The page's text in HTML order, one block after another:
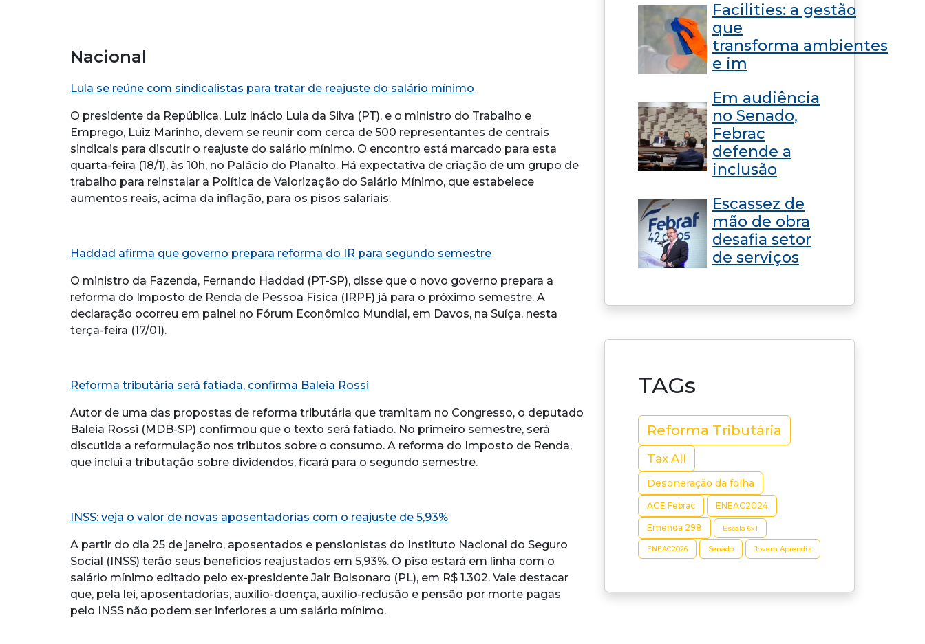
Nacional
Lula se reúne com sindicalistas para tratar de reajuste do salário mínimo
O presidente da República, Luiz Inácio Lula da Silva (PT), e o ministro do Trabalho e
Emprego, Luiz Marinho, devem se reunir com cerca de 500 representantes de centrais
sindicais para discutir o reajuste do salário mínimo. O encontro está marcado para esta
quarta-feira (18/1), às 10h, no Palácio do Planalto. Há expectativa de criação de um grupo de
trabalho para reinstalar a Política de Valorização do Salário Mínimo, que estabelece
aumentos reais, acima da inflação, para os pisos salariais.
Haddad afirma que governo prepara reforma do IR para segundo semestre
O ministro da Fazenda, Fernando Haddad (PT-SP), disse que o novo governo prepara a
reforma do Imposto de Renda de Pessoa Física (IRPF) já para o próximo semestre. A
declaração ocorreu em painel no Fórum Econômico Mundial, em Davos, na Suíça, nesta
terça-feira (17/01).
Reforma tributária será fatiada, confirma Baleia Rossi
Autor de uma das propostas de reforma tributária que tramitam no Congresso, o deputado
Baleia Rossi (MDB-SP) confirmou que o texto será fatiado. No primeiro semestre, será
discutida a reformulação nos tributos sobre o consumo. A reforma do Imposto de Renda,
que inclui a tributação sobre dividendos, ficará para o segundo semestre.
INSS: veja o valor de novas aposentadorias com o reajuste de 5,93%
A partir do dia 25 de janeiro, aposentados e pensionistas do Instituto Nacional do Seguro
Social (INSS) terão seus benefícios reajustados em 5,93%. O piso estará em linha com o
salário mínimo editado pelo ex-presidente Jair Bolsonaro (PL), em R$ 1.302. Vale destacar
que, pela lei, aposentadorias, auxílio-doença, auxílio-reclusão e pensão por morte pagas
pelo INSS não podem ser inferiores a um salário mínimo.
Facilities: a gestão
que
transforma ambientes
e im
Em audiência
no Senado,
Febrac
defende a
inclusão
Escassez de
mão de obra
desafia setor
de serviços
TAGs
Reforma Tributária
Tax All
Desoneração da folha
AGE Febrac ENEAC2024
Emenda 298 Escala 6x1
ENEAC2026 Senado Jovem Aprendiz